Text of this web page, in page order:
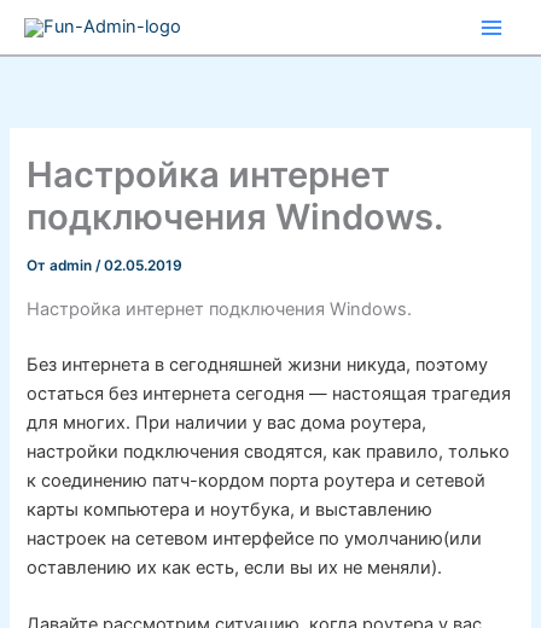
Перейти
Настройка интернет
подключения Windows.
Отadmin/02.05.2019
Настройка интернет подключения Windows.
Без интернета в сегодняшней жизни никуда, поэтому
остаться без интернета сегодня — настоящая трагедия
для многих. При наличии у вас дома роутера,
настройки подключения сводятся, как правило, только
к соединению патч-кордом порта роутера и сетевой
карты компьютера и ноутбука, и выставлению
настроек на сетевом интерфейсе по умолчанию(или
оставлению их как есть, если вы их не меняли).